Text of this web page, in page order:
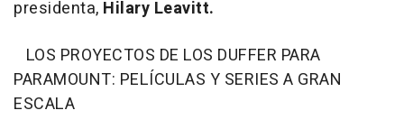
presidenta, Hilary Leavitt.
LOS PROYECTOS DE LOS DUFFER PARA
PARAMOUNT: PELÍCULAS Y SERIES A GRAN
ESCALA